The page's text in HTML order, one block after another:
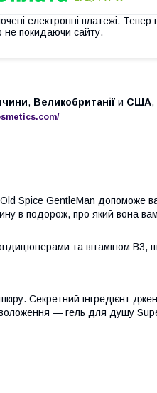
електронні платежі.
не покидаючи сайту.
, Великобританії и США,
metics.com/
Spice GentleMan допоможе
в подорож, про який вона
та вітаміном B3,
Секретний інгредієнт
— гель для душу